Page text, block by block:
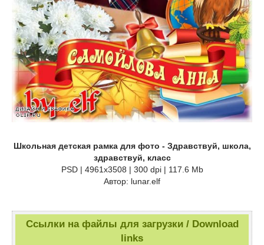
Школьная детская рамка для фото - Здравствуй, школа,
здравствуй, класс
PSD | 4961х3508 | 300 dpi | 117.6 Mb
Автор: lunar.elf
Ссылки на файлы для загрузки / Download
links